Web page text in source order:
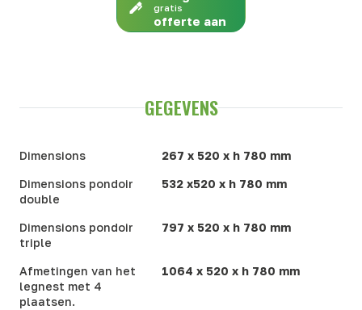
gratis
offerte aan
GEGEVENS
Dimensions 267 x 520 x h 780 mm
Dimensions pondoir
double
532 x520 x h 780 mm
Dimensions pondoir
triple
797 x 520 x h 780 mm
Afmetingen van het
legnest met 4
plaatsen.
1064 x 520 x h 780 mm